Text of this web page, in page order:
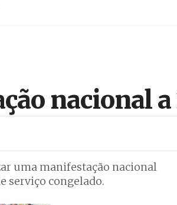
nacional a
uma manifestação nacional
serviço congelado.